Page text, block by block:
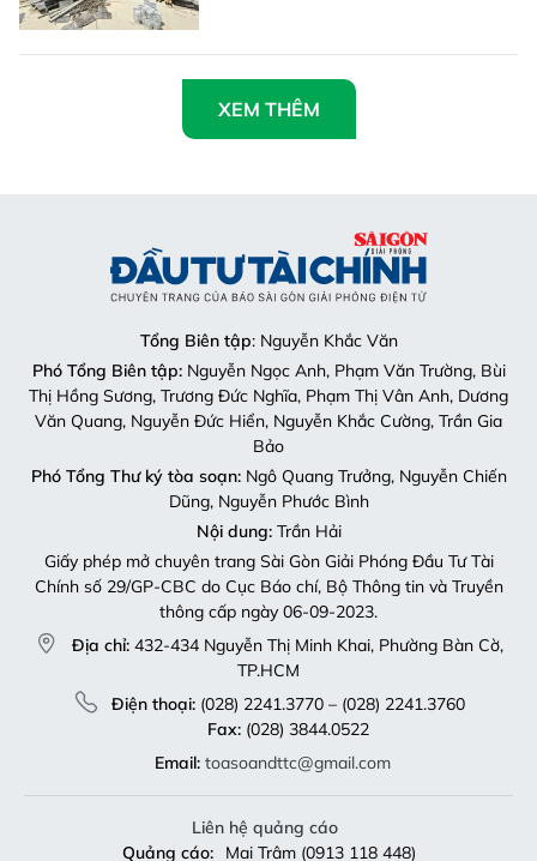
XEM THÊM
Tổng Biên tập: Nguyễn Khắc Văn
Phó Tổng Biên tập:Nguyễn Ngọc Anh, Phạm Văn Trường, Bùi
Thị Hồng Sương, Trương Đức Nghĩa, Phạm Thị Vân Anh, Dương
Văn Quang, Nguyễn Đức Hiển, Nguyễn Khắc Cường, Trần Gia
Bảo
Phó Tổng Thư ký tòa soạn:Ngô Quang Trưởng, Nguyễn Chiến
Dũng, Nguyễn Phước Bình
Nội dung:Trần Hải
Giấy phép mở chuyên trang Sài Gòn Giải Phóng Đầu Tư Tài
Chính số 29/GP-CBC do Cục Báo chí, Bộ Thông tin và Truyền
thông cấp ngày 06-09-2023.
Địa chỉ: 432-434 Nguyễn Thị Minh Khai, Phường Bàn Cờ,
TP.HCM
Điện thoại:(028) 2241.3770 – (028) 2241.3760
Fax:(028) 3844.0522
Email: toasoandttc@gmail.com
Liên hệ quảng cáo
Quảng cáo:
Mai Trâm (0913 118 448)